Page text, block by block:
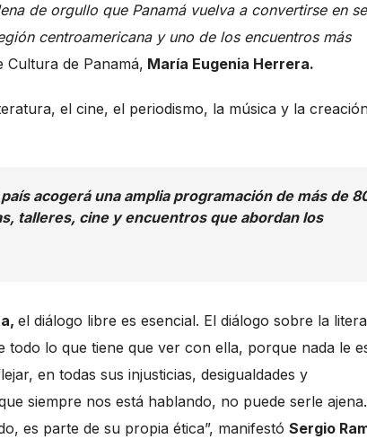
de orgullo que Panamá vuelva a convertirse en
centroamericana y uno de los encuentros más
Cultura de Panamá, María Eugenia Herrera.
el cine, el periodismo, la música y la
acogerá una amplia programación de más de
talleres, cine y encuentros que abordan los
el diálogo libre es esencial. El diálogo sobre la
lo que tiene que ver con ella, porque nada le
en todas sus injusticias, desigualdades y
siempre nos está hablando, no puede serle
es parte de su propia ética”, manifestó Sergio